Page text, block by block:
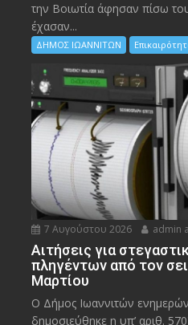
την Bοιωτία άφησαν πίσω
έχασαν...
ΔΗΜΟΣ ΙΩΑΝΝΙΤΩΝ
7 Αυγούστου 2026 admin
Αιτήσεις για
πληγέντων από τον
Μαρτίου
Ο Δήμος Ιωαννιτών
δημοσιεύθηκε η υπ’ αριθ.